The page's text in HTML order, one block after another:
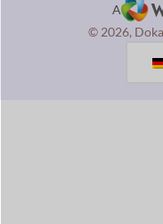
A
© 2026,